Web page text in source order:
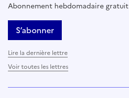
Abonnement hebdomadaire gratuit
S’abonner
Lire la dernière lettre
Voir toutes les lettres